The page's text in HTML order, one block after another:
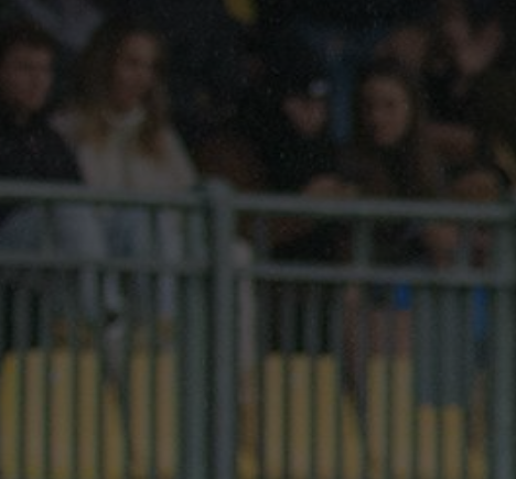
Organigramma Societario
Volontari
Statistiche